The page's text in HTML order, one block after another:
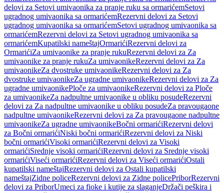
delovi za Setovi umivaonika za pranje ruku sa ormarićemSetovi
ugradnog umivaonika sa ormarićemRezervni delovi za Setovi
ugradnog umivaonika sa ormarićemSetovi ugradnog umivaonika sa
ormarićemRezervni delovi za Setovi ugradnog umivaonika sa
ormarićemKupatilski nameštajOrmarićiRezervni delovi za
OrmarićiZa umivaonike za pranje rukuRezervni delovi za Za
umivaonike za pranje rukuZa umivaonikeRezervni delovi za Za
umivaonikeZa dvostruke umivaonikeRezervni delovi za Za
dvostruke umivaonikeZa ugradne umivaonikeRezervni delovi za Za
ugradne umivaonikePloče za umivaonikeRezervni delovi za Ploče
za umivaonikeZa nadpultne umivaonike u obliku posudeRezervni
delovi za Za nadpultne umivaonike u obliku posudeZa pravougaone
nadpultne umivaonikeRezervni delovi za Za pravougaone nadpultne
umivaonikeZa ugradne umivaonikeBočni ormarićiRezervni delovi
za Bočni ormarićiNiski bočni ormarićiRezervni delovi za Niski
bočni ormarićiVisoki ormarićiRezervni delovi za Visoki
ormarićiSrednje visoki ormarićiRezervni delovi za Srednje visoki
ormarićiViseći ormarićiRezervni delovi za Viseći ormarićiOstali
kupatilski nameštajRezervni delovi za Ostali kupatilski
nameštajZidne policeRezervni delovi za Zidne policePriborRezervni
delovi za PriborUmeci za fioke i kutije za slaganjeDržači peškira i